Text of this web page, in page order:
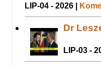
LIP-04 - 2026 |
Dr
LIP-03 -